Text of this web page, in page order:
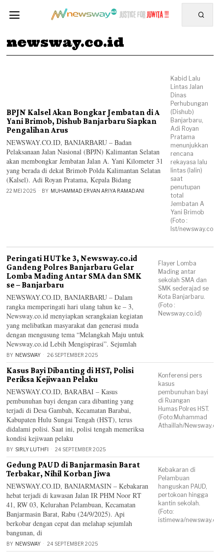
newsway.co.id
Kabid Lalu
Lintas Jalan
Dinas
Perhubungan
(Dishub)
Banjarbaru,
Adi Royan
Pratama
menunjukkan
rencana
rekayasa lalu
lintas (lalin)
saat
penutupan
total
Jembatan A
Yani Brimob
(Foto :
Ist/
BPJN Kalsel Akan Bongkar Jembatan di A
Yani Brimob, Dishub Banjarbaru Siapkan
Pengalihan Arus
NEWSWAY.CO.ID, BANJARBARU – Badan
Pelaksanaan Jalan Nasional (BPJN) Kalimantan Selatan
akan membongkar Jembatan Jalan A. Yani Kilometer 31
yang berada di dekat Brimob Polda Kalimantan Selatan
(Kalsel). Adi Royan Pratama, Kepala Bidang
22 MEI 2025 BY MUHAMMAD ERVAN ARIYA RAMADANI
Flayer Lomba
Mading antar
sekolah SMA dan
SMK sederajad se
Kota Banjarbaru.
(Foto :
Newsway.co.id)
Peringati HUT ke 3, Newsway.co.id
Gandeng Polres Banjarbaru Gelar
Lomba Mading Antar SMA dan SMK
se – Banjarbaru
NEWSWAY.CO.ID, BANJARBARU – Dalam
rangka memperingati hari ulang tahun ke – 3,
Newsway.co.id menyiapkan serangkaian kegiatan
yang melibatkan masyarakat dan generasi muda
dengan mengusung tema “Melangkah Maju untuk
Newsway.co.id Lebih Mengispirasi”. Sejumlah
BY NEWSWAY 26 SEPTEMBER 2025
Konferensi pers
kasus
pembunuhan bayi
di Ruangan
Humas Polres HST.
(Foto:Muhammad
Athaillah/
Kasus Bayi Dibanting di HST, Polisi
Periksa Kejiwaan Pelaku
NEWSWAY.CO.ID, BARABAI – Kasus
pembunuhan bayi dengan cara dibanting yang
terjadi di Desa Gambah, Kecamatan Barabai,
Kabupaten Hulu Sungai Tengah (HST), terus
didalami polisi. Saat ini, polisi tengah memeriksa
kondisi kejiwaan pelaku
BY SIRLY LUTHFI 24 SEPTEMBER 2025
Kebakaran di
Pelambuan
hanguskan PAUD,
pertokoan hingga
kantin sekolah.
(Foto:
istimewa/
Gedung PAUD di Banjarmasin Barat
Terbakar, Nihil Korban Jiwa
NEWSWAY.CO.ID, BANJARMASIN – Kebakaran
hebat terjadi di kawasan Jalan IR PHM Noor RT
41, RW 03, Kelurahan Pelambuan, Kecamatan
Banjarmasin Barat, Rabu (24/9/2025). Api
berkobar dengan cepat dan melahap sejumlah
bangunan, di
BY NEWSWAY 24 SEPTEMBER 2025